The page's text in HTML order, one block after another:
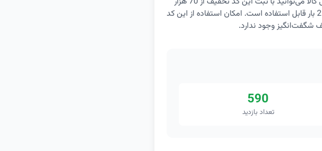
تومان تخفیف بهره‌مند شوید. این کد تخفیف برای هر کاربر 2 بار قابل استفاده است. امکان استفاده از این کد
شگفت‌انگیز وجود ندارد.
590
تعداد بازدید